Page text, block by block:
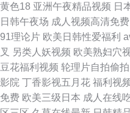
黄色18 亚洲午夜精品视频 日
日韩午夜场 成人视频高清免费
91理论片 欧美日韩性爱福利
叉 另类人妖视频 欧美熟妇穴
豆花福利视频 轮理片自拍偷拍
影院 丁香影视五月花 福利视
免费 欧美三级日本 成人在线